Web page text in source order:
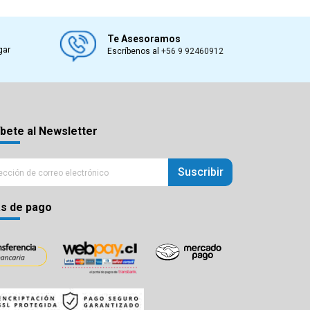
Te Asesoramos
Escríbenos al+56 9 92460912
al Newsletter
Suscribir
de pago